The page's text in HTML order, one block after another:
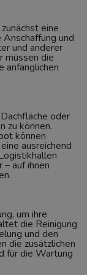
eine
und
und anderer
müssen die
anfänglichen
oder
zu können.
können
ausreichend
auf ihnen
um ihre
die Reinigung
und den
die zusätzlichen
für die Wartung